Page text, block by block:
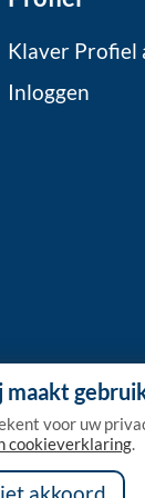
Klaver Profiel
Inloggen
voor uw
cookieverklaring
akkoord